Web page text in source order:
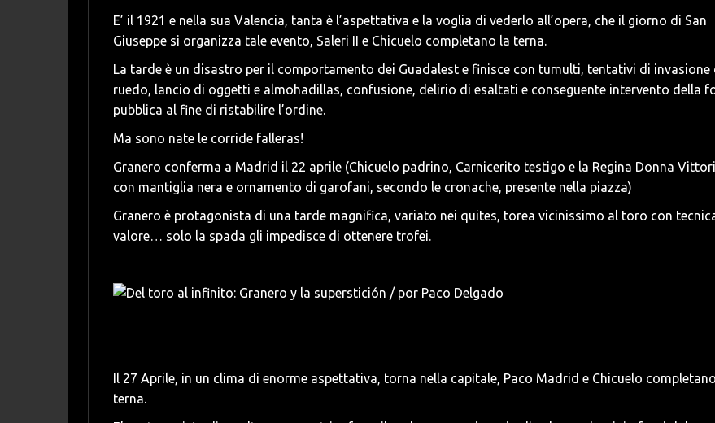
E’ il 1921 e nella sua Valencia, tanta è l’aspettativa e la voglia di vederlo all’opera, che il giorno di San
Giuseppe si organizza tale evento, Saleri II e Chicuelo completano la terna.
La tarde è un disastro per il comportamento dei Guadalest e finisce con tumulti, tentativi di invasione
ruedo, lancio di oggetti e almohadillas, confusione, delirio di esaltati e conseguente intervento della
pubblica al fine di ristabilire l’ordine.
Ma sono nate le corride falleras!
Granero conferma a Madrid il 22 aprile (Chicuelo padrino, Carnicerito testigo e la Regina Donna
con mantiglia nera e ornamento di garofani, secondo le cronache, presente nella piazza)
Granero è protagonista di una tarde magnifica, variato nei quites, torea vicinissimo al toro con
valore… solo la spada gli impedisce di ottenere trofei.
Il 27 Aprile, in un clima di enorme aspettativa, torna nella capitale, Paco Madrid e Chicuelo
terna.